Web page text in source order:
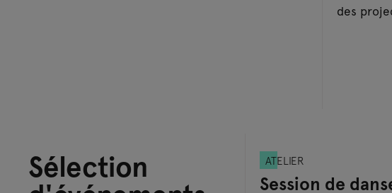
des
Sélection ATELIER
Session de